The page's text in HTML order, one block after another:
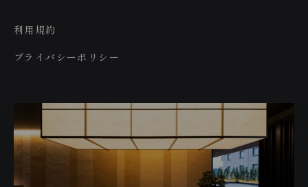
利用規約
プライバシーポリシー